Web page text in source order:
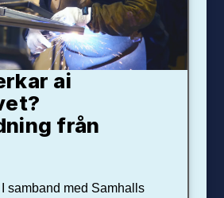
ai
från
samband med Samhalls